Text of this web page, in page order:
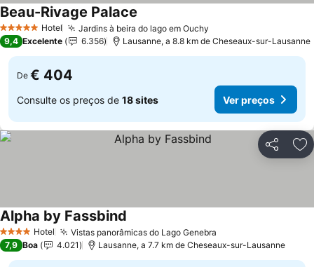
5 Estrelas Hotel Jardins à beira do lago em Ouchy
Beau-Rivage Palace
9,4 Excelente 6.356 Lausanne, a 8.8 km de Cheseaux-sur-Lausanne
De € 404
Consulte os preços de 18 sites Ver preços
Partilhar
4 EstrelasHotel Vistas panorâmicas do Lago Genebra
Alpha by Fassbind
7,9 Boa 4.021 Lausanne, a 7.7 km de Cheseaux-sur-Lausanne